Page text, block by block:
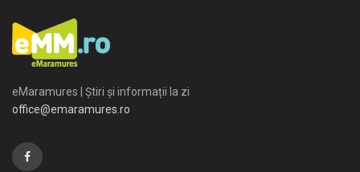
eMaramures | Știri și informații la zi
office@emaramures.ro